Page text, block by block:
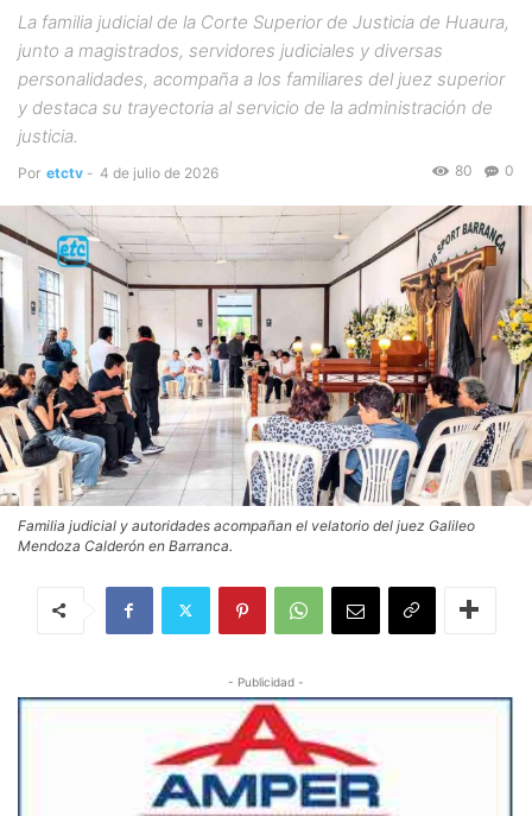
La familia judicial de la Corte Superior de Justicia de Huaura,
junto a magistrados, servidores judiciales y diversas
personalidades, acompaña a los familiares del juez superior
y destaca su trayectoria al servicio de la administración de
justicia.
Por etctv - 4 de julio de 2026 0
80
Familia judicial y autoridades acompañan el velatorio del juez Galileo
Mendoza Calderón en Barranca.
- Publicidad -